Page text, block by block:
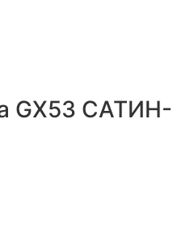
GX53 САТИН-